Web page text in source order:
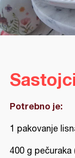
Sastojci
Potrebno je:
1 pakovanje
400 g pečuraka